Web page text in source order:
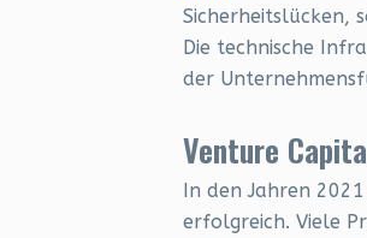
Sicherheitslücken,
Die technische
der
Venture
In den Jahren
erfolgreich. Viele